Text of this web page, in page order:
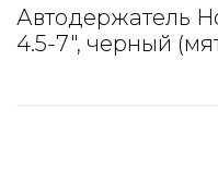
Автодержатель
4.5-7", черный